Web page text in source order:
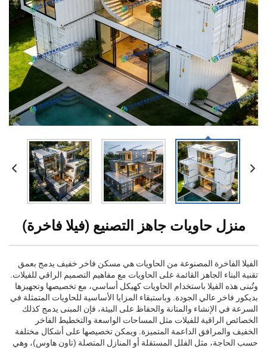
منزل حاويات جاهز التصنيع (فيلا فاخرة)
الفيلا الفاخرة المصنوعة من الحاويات هي مسكن فاخر خفيف يدمج بعمق
تقنية البناء الجاهز القائمة على الحاويات مع مفاهيم التصميم الراقي للفيلات.
وتُبنى هذه الفيلا باستخدام الحاويات كهيكل أساسي، مع تخصيصها وتجهيزها
بديكور فاخر عالي الجودة. وباستبقاء المزايا الأساسية للحاويات المتمثلة في
السرعة في الإنشاء والمتانة والحفاظ على البيئة، فإن المبنى يدمج كذلك
الخصائص الراقية للفيلات مثل المساحات الواسعة والتخطيط الفاخر
الخفيف والمرافق الداعمة المتميزة. ويمكن تخصيصها على أشكال مختلفة
حسب الحاجة، مثل الفلل المستقلة أو المنازل المتصلة (تاون هاوس)، وهي